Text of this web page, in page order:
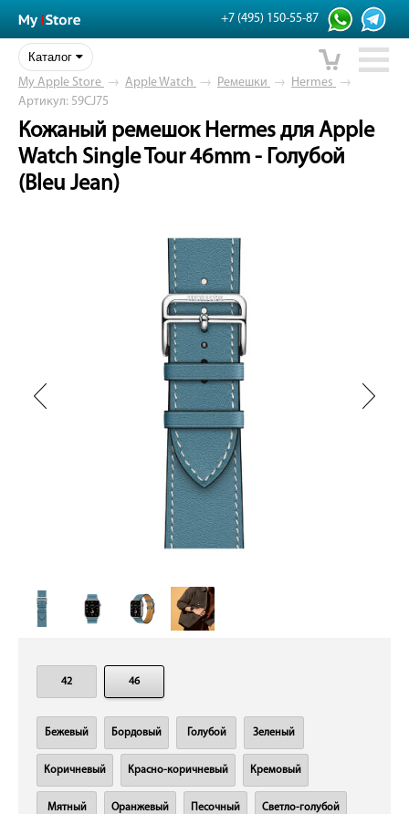
+7 (495) 150-55-87
Каталог
My Apple Store → Apple Watch → Ремешки → Hermes →
Артикул: 59CJ75
Кожаный ремешок Hermes для Apple
Watch Single Tour 46mm - Голубой
(Bleu Jean)
42 46
Бежевый Бордовый Голубой Зеленый
Коричневый Красно-коричневый Кремовый
Мятный Оранжевый Песочный Светло-голубой